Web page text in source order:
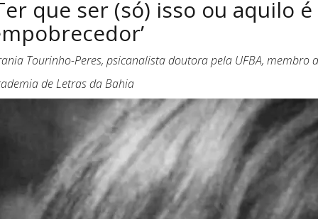
que ser (só) isso ou aquilo é
Tourinho-Peres, psicanalista doutora pela UFBA, membro
de Letras da Bahia